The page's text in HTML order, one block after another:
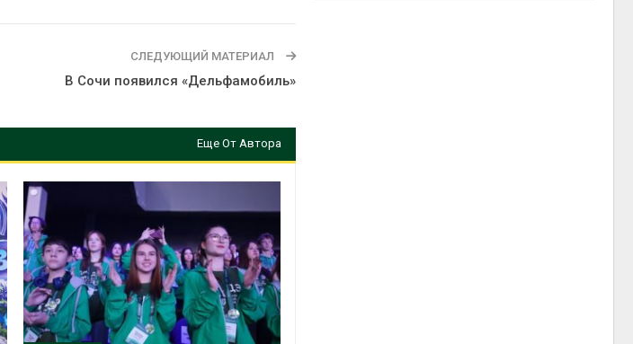
СЛЕДУЮЩИЙ МАТЕРИАЛ
В Сочи появился «Дельфамобиль»
Еще От Автора